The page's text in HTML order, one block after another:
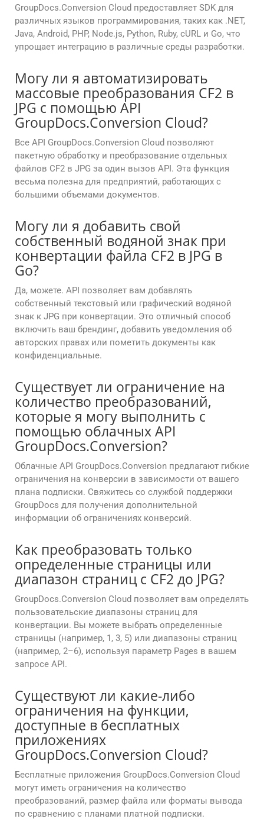
GroupDocs.Conversion Cloud предоставляет SDK для
различных языков программирования, таких как .NET,
Java, Android, PHP, Node.js, Python, Ruby, cURL и Go, что
упрощает интеграцию в различные среды разработки.
Могу ли я автоматизировать
массовые преобразования CF2 в
JPG с помощью API
GroupDocs.Conversion Cloud?
Все API GroupDocs.Conversion Cloud позволяют
пакетную обработку и преобразование отдельных
файлов CF2 в JPG за один вызов API. Эта функция
весьма полезна для предприятий, работающих с
большими объемами документов.
Могу ли я добавить свой
собственный водяной знак при
конвертации файла CF2 в JPG в
Go?
Да, можете. API позволяет вам добавлять
собственный текстовый или графический водяной
знак к JPG при конвертации. Это отличный способ
включить ваш брендинг, добавить уведомления об
авторских правах или пометить документы как
конфиденциальные.
Существует ли ограничение на
количество преобразований,
которые я могу выполнить с
помощью облачных API
GroupDocs.Conversion?
Облачные API GroupDocs.Conversion предлагают гибкие
ограничения на конверсии в зависимости от вашего
плана подписки. Свяжитесь со службой поддержки
GroupDocs для получения дополнительной
информации об ограничениях конверсий.
Как преобразовать только
определенные страницы или
диапазон страниц с CF2 до JPG?
GroupDocs.Conversion Cloud позволяет вам определять
пользовательские диапазоны страниц для
конвертации. Вы можете выбрать определенные
страницы (например, 1, 3, 5) или диапазоны страниц
(например, 2–6), используя параметр Pages в вашем
запросе API.
Существуют ли какие-либо
ограничения на функции,
доступные в бесплатных
приложениях
GroupDocs.Conversion Cloud?
Бесплатные приложения GroupDocs.Conversion Cloud
могут иметь ограничения на количество
преобразований, размер файла или форматы вывода
по сравнению с планами платной подписки.